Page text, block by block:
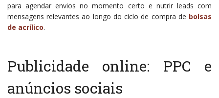
para agendar envios no momento certo e nutrir leads com
mensagens relevantes ao longo do ciclo de compra de bolsas
de acrílico.
Publicidade online: PPC e
anúncios sociais